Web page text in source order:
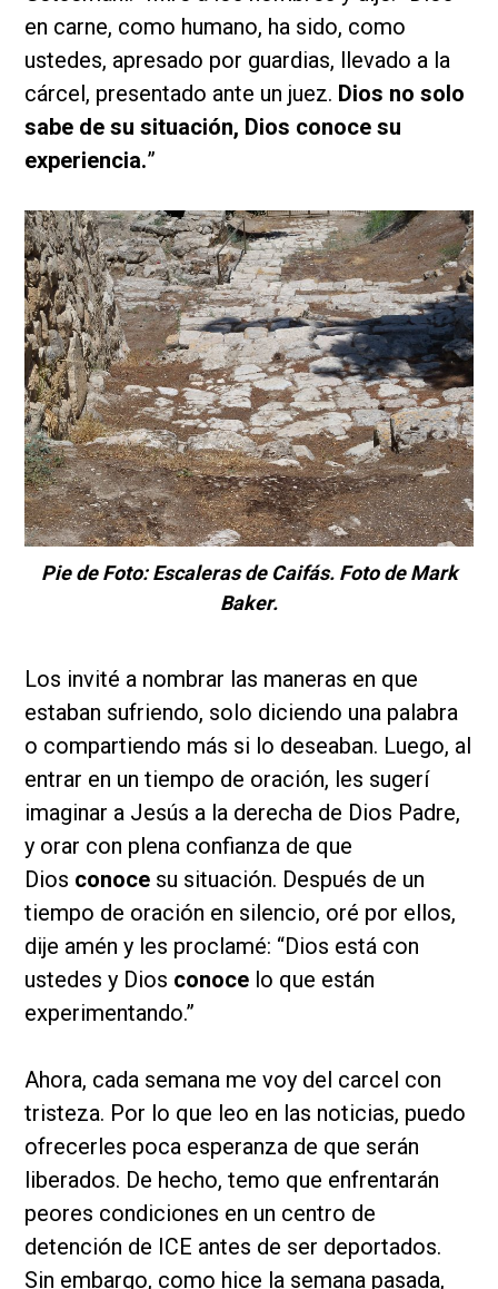
en carne, como humano, ha sido, como
ustedes, apresado por guardias, llevado a la
cárcel, presentado ante un juez. Dios no solo
sabe de su situación, Dios conoce su
experiencia.”
Pie de Foto: Escaleras de Caifás. Foto de Mark
Baker.
Los invité a nombrar las maneras en que
estaban sufriendo, solo diciendo una palabra
o compartiendo más si lo deseaban. Luego, al
entrar en un tiempo de oración, les sugerí
imaginar a Jesús a la derecha de Dios Padre,
y orar con plena confianza de que
Dios conoce su situación. Después de un
tiempo de oración en silencio, oré por ellos,
dije amén y les proclamé: “Dios está con
ustedes y Dios conoce lo que están
experimentando.”
Ahora, cada semana me voy del carcel con
tristeza. Por lo que leo en las noticias, puedo
ofrecerles poca esperanza de que serán
liberados. De hecho, temo que enfrentarán
peores condiciones en un centro de
detención de ICE antes de ser deportados.
Sin embargo, como hice la semana pasada,